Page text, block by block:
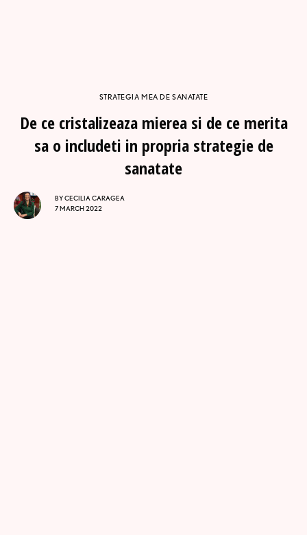
STRATEGIA MEA DE SANATATE
De ce cristalizeaza mierea si de ce merita
sa o includeti in propria strategie de
sanatate
BYCECILIA CARAGEA
7 MARCH 2022